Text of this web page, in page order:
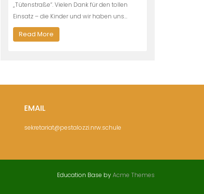
„Tütenstraße“. Vielen Dank für den tollen
Einsatz – die Kinder und wir haben uns…
Read More
EMAIL
sekretariat@pestalozzi.nrw.schule
Education Base byAcme Themes